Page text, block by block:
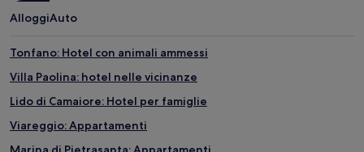
AlloggiAuto
Tonfano: Hotel con animali ammessi
Villa Paolina: hotel nelle vicinanze
Lido di Camaiore: Hotel per famiglie
Viareggio: Appartamenti